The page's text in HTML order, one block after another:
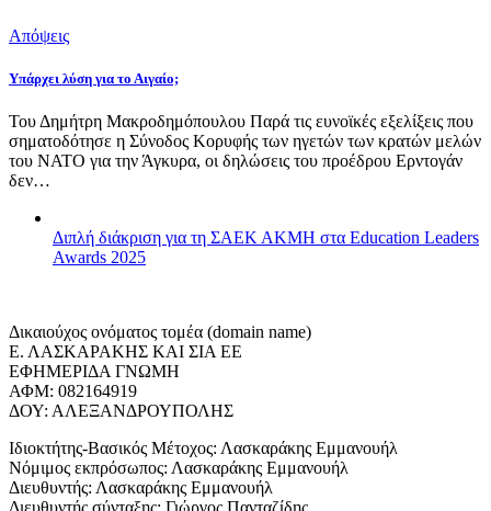
Απόψεις
Υπάρχει λύση για το Αιγαίο;
Του Δημήτρη Μακροδημόπουλου Παρά τις ευνοϊκές εξελίξεις που
σηματοδότησε η Σύνοδος Κορυφής των ηγετών των κρατών μελών
του ΝΑΤΟ για την Άγκυρα, οι δηλώσεις του προέδρου Ερντογάν
δεν…
Διπλή διάκριση για τη ΣΑΕΚ ΑΚΜΗ στα Education Leaders
Awards 2025
Δικαιούχος ονόματος τομέα (domain name)
Ε. ΛΑΣΚΑΡΑΚΗΣ ΚΑΙ ΣΙΑ ΕΕ
ΕΦΗΜΕΡΙΔΑ ΓΝΩΜΗ
ΑΦΜ: 082164919
ΔΟΥ: ΑΛΕΞΑΝΔΡΟΥΠΟΛΗΣ
Ιδιοκτήτης-Βασικός Μέτοχος: Λασκαράκης Εμμανουήλ
Νόμιμος εκπρόσωπος: Λασκαράκης Εμμανουήλ
Διευθυντής: Λασκαράκης Εμμανουήλ
Διευθυντής σύνταξης: Γιώργος Πανταζίδης